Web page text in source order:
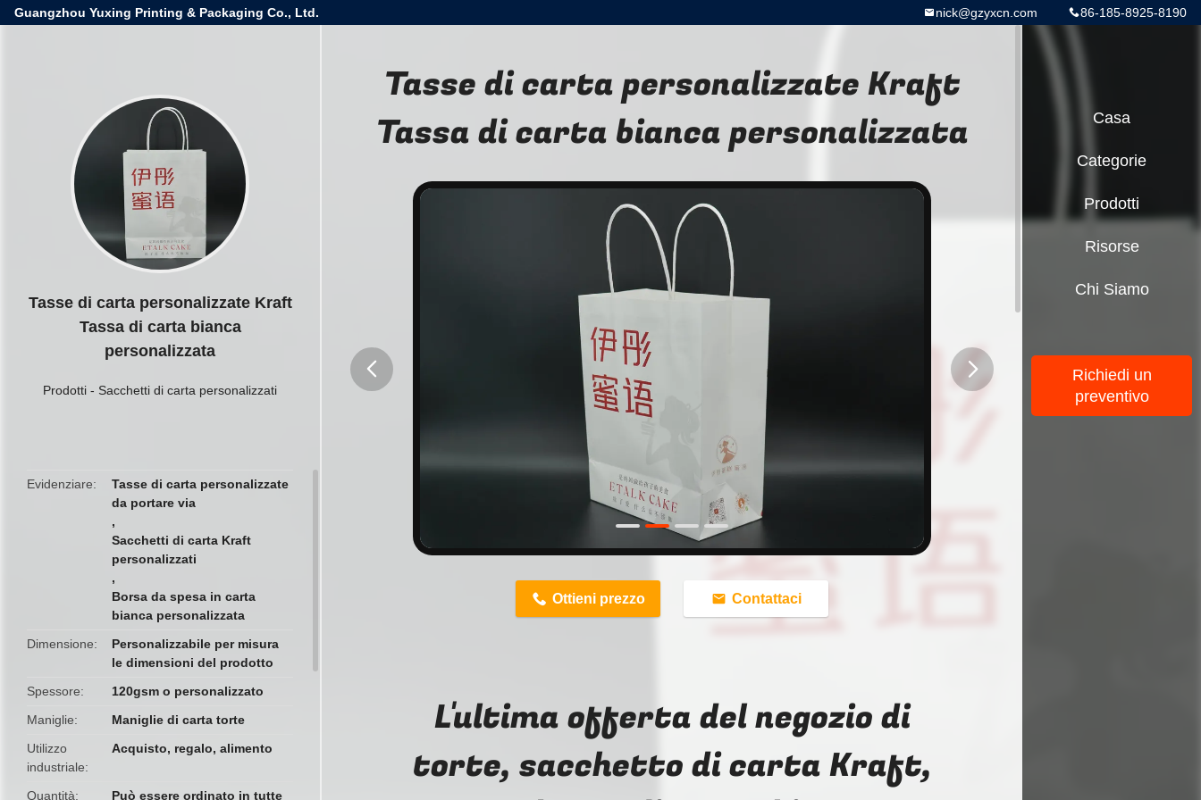
Guangzhou Yuxing Printing & Packaging Co., Ltd. 86-185-8925-8190
nick@gzyxcn.com
Tasse di carta personalizzate Kraft
Tassa di carta bianca
personalizzata
Prodotti - Sacchetti di carta personalizzati
Evidenziare
Tasse di carta personalizzate
da portare via
,
Sacchetti di carta Kraft
personalizzati
,
Borsa da spesa in carta
bianca personalizzata
Dimensione
Personalizzabile per misura
le dimensioni del prodotto
Spessore
120gsm o personalizzato
Maniglie
Maniglie di carta torte
Utilizzo
industriale
Acquisto, regalo, alimento
Quantità Può essere ordinato in tutte
Tasse di carta personalizzate Kraft
Tassa di carta bianca personalizzata
Ottieni prezzo Contattaci
L'ultima offerta del negozio di
torte, sacchetto di carta Kraft,
Casa
Categorie
Prodotti
Risorse
Chi Siamo
Richiedi un
preventivo